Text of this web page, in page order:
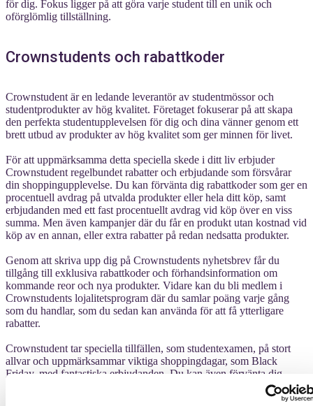
för dig. Fokus ligger på att göra varje student till en unik och
oförglömlig tillställning.
Crownstudents och rabattkoder
Crownstudent är en ledande leverantör av studentmössor och
studentprodukter av hög kvalitet. Företaget fokuserar på att skapa
den perfekta studentupplevelsen för dig och dina vänner genom ett
brett utbud av produkter av hög kvalitet som ger minnen för livet.
För att uppmärksamma detta speciella skede i ditt liv erbjuder
Crownstudent regelbundet rabatter och erbjudande som försvårar
din shoppingupplevelse. Du kan förvänta dig rabattkoder som ger en
procentuell avdrag på utvalda produkter eller hela ditt köp, samt
erbjudanden med ett fast procentuellt avdrag vid köp över en viss
summa. Men även kampanjer där du får en produkt utan kostnad vid
köp av en annan, eller extra rabatter på redan nedsatta produkter.
Genom att skriva upp dig på Crownstudents nyhetsbrev får du
tillgång till exklusiva rabattkoder och förhandsinformation om
kommande reor och nya produkter. Vidare kan du bli medlem i
Crownstudents lojalitetsprogram där du samlar poäng varje gång
som du handlar, som du sedan kan använda för att få ytterligare
rabatter.
Crownstudent tar speciella tillfällen, som studentexamen, på stort
allvar och uppmärksammar viktiga shoppingdagar, som Black
Friday, med fantastiska erbjudanden. Du kan även förvänta dig
skyltningar med begräsa erbjudanden under året för att fynda under
begränsade tidsperioder. Som ny kund erbjuder Crownstudent